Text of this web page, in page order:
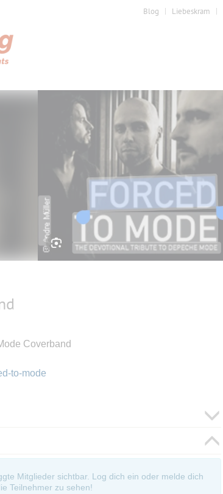
Blog Liebeskram
Coverband
to-mode
Mitglieder sichtbar. Log dich ein oder melde dich
Teilnehmer zu sehen!